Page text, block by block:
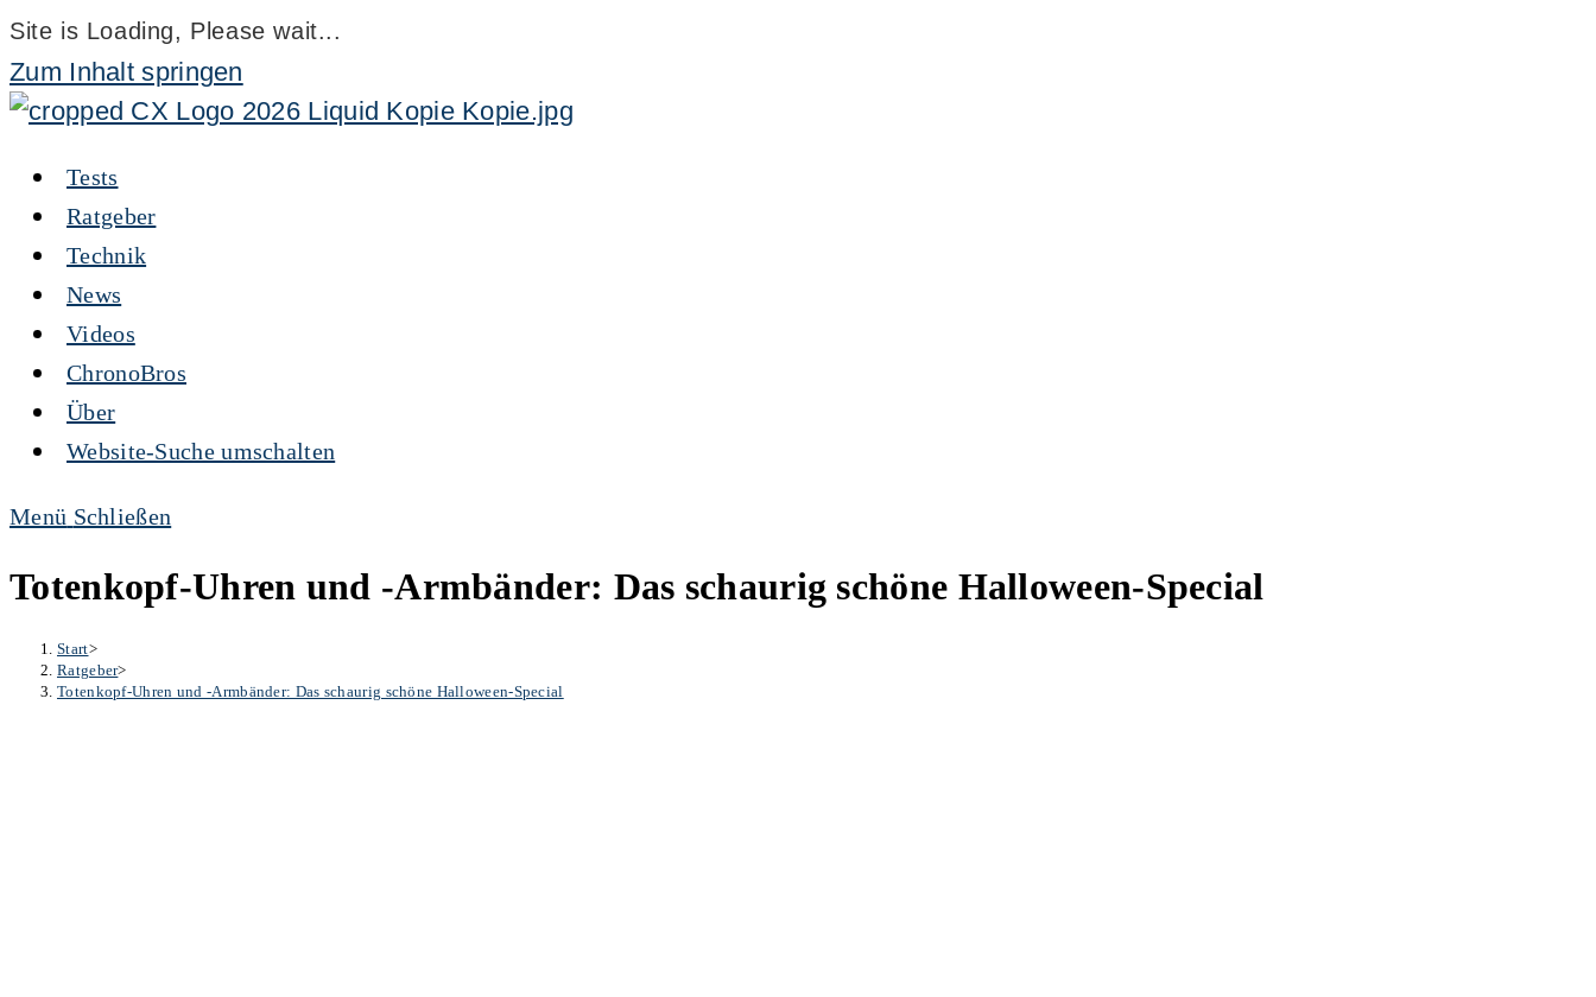
Site is Loading, Please wait...
Zum Inhalt springen
Tests
Ratgeber
Technik
News
Videos
ChronoBros
Über
Website-Suche umschalten
Menü Schließen
Totenkopf-Uhren und -Armbänder: Das schaurig schöne Halloween-Special
Start>
Ratgeber>
Totenkopf-Uhren und -Armbänder: Das schaurig schöne Halloween-Special